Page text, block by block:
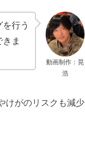
動画制作：晃
浩
行う
ま
けがのリスクも減少